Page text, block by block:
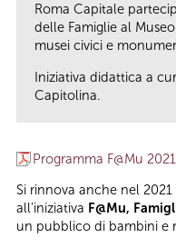
Roma Capitale
delle Famiglie al
musei civici e
Iniziativa didattica a
Capitolina.
Programma F@Mu 2021
Si rinnova anche nel
all’iniziativa F@Mu,
un pubblico di bambini e